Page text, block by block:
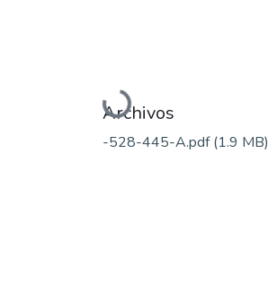
Cargando...
Archivos
-528-445-A.pdf(1.9 MB)